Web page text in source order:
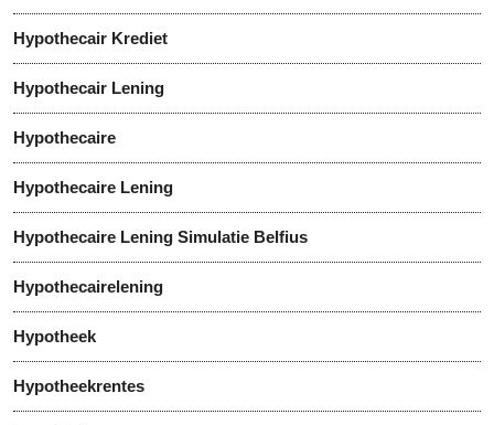
Hypothecair Krediet
Hypothecair Lening
Hypothecaire
Hypothecaire Lening
Hypothecaire Lening Simulatie Belfius
Hypothecairelening
Hypotheek
Hypotheekrentes